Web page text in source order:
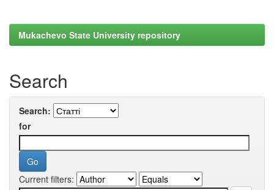
Mukachevo State University repository
Search
Search:
for
Current filters: